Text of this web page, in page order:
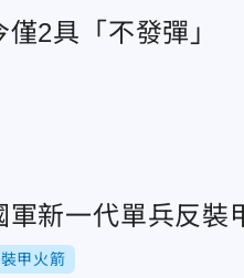
2具「不發彈」
新一代單兵反裝
甲火箭